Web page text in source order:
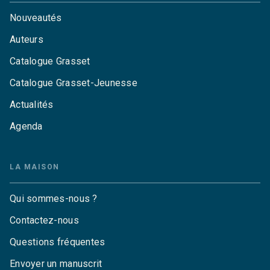
Nouveautés
Auteurs
Catalogue Grasset
Catalogue Grasset-Jeunesse
Actualités
Agenda
LA MAISON
Qui sommes-nous ?
Contactez-nous
Questions fréquentes
Envoyer un manuscrit